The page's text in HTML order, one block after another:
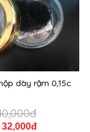
dày rậm 0,15c
32,000đ